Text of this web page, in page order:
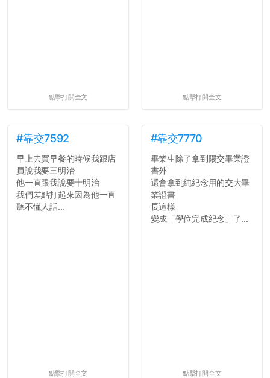
點擊打開全文 點擊打開全文
#靠交7592
早上去買早餐的時候我跟店
員說我要三明治
他一直跟我說要十明治
我們差點打起來因為他一直
聽不懂人話...
點擊打開全文
#靠交7770
畢業生除了拿到陽交畢業證
書外
還會拿到純紀念用的交大畢
業證書
長這樣
變成「學位完成紀念」了...
點擊打開全文